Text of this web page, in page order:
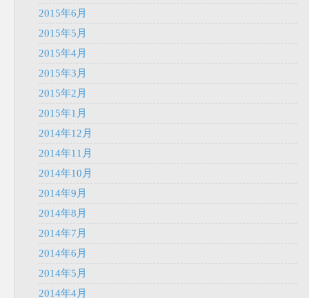
2015年6月
2015年5月
2015年4月
2015年3月
2015年2月
2015年1月
2014年12月
2014年11月
2014年10月
2014年9月
2014年8月
2014年7月
2014年6月
2014年5月
2014年4月